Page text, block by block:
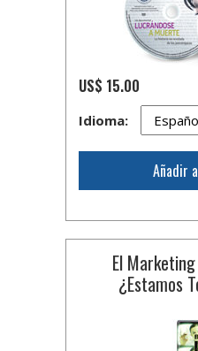
US$ 15.00
Idioma:
Añadir
El
¿Estamos